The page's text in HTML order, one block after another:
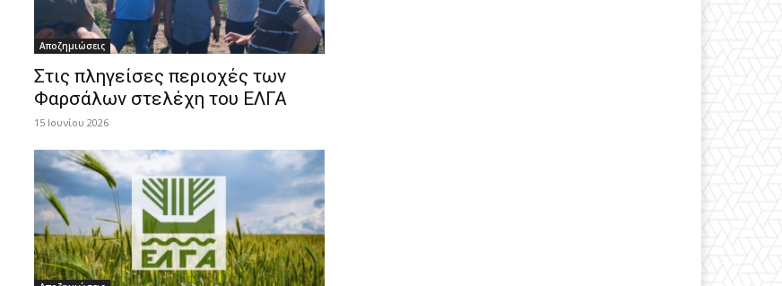
Αποζημιώσεις
Στις πληγείσες περιοχές των
Φαρσάλων στελέχη του ΕΛΓΑ
15 Ιουνίου 2026